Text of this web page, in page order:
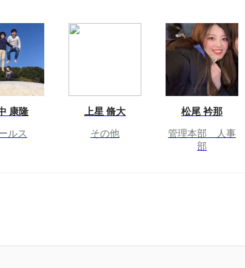
康隆
ルス
上星 脩大
その他
松尾 衿那
管理本部 人事
部